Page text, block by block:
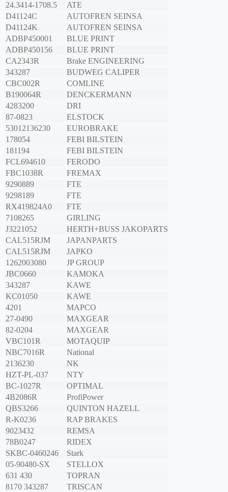
24.3414-1708.5
ATE
D41124C
AUTOFREN SEINSA
D41124K
AUTOFREN SEINSA
ADBP450001
BLUE PRINT
ADBP450156
BLUE PRINT
CA2343R
Brake ENGINEERING
343287
BUDWEG CALIPER
CBC002R
COMLINE
B190064R
DENCKERMANN
4283200
DRI
87-0823
ELSTOCK
53012136230
EUROBRAKE
178054
FEBI BILSTEIN
181194
FEBI BILSTEIN
FCL694610
FERODO
FBC1038R
FREMAX
9290889
FTE
9298189
FTE
RX419824A0
FTE
7108265
GIRLING
J3221052
HERTH+BUSS JAKOPARTS
CAL515RJM
JAPANPARTS
CAL515RJM
JAPKO
1262003080
JP GROUP
JBC0660
KAMOKA
343287
KAWE
KC01050
KAWE
4201
MAPCO
27-0490
MAXGEAR
82-0204
MAXGEAR
VBC101R
MOTAQUIP
NBC7016R
National
2136230
NK
HZT-PL-037
NTY
BC-1027R
OPTIMAL
4B2086R
ProfiPower
QBS3266
QUINTON HAZELL
R-K0236
RAP BRAKES
9023432
REMSA
78B0247
RIDEX
SKBC-0460246
Stark
05-90480-SX
STELLOX
631 430
TOPRAN
8170 343287
TRISCAN